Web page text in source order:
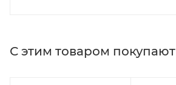
С этим товаром покупают